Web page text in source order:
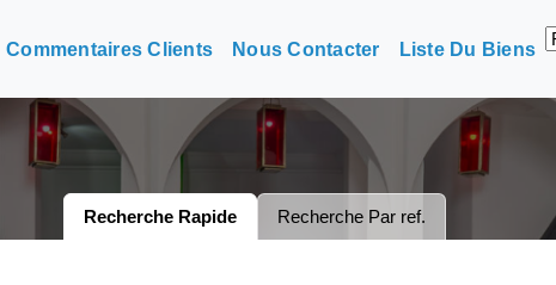
Commentaires Clients Nous Contacter Liste Du Biens
Recherche Rapide Recherche Par ref.